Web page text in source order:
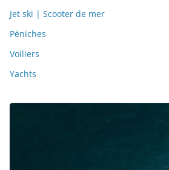
Jet ski | Scooter de mer
Péniches
Voiliers
Yachts